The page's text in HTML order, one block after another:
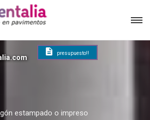
presupuesto!!
estampado o impreso